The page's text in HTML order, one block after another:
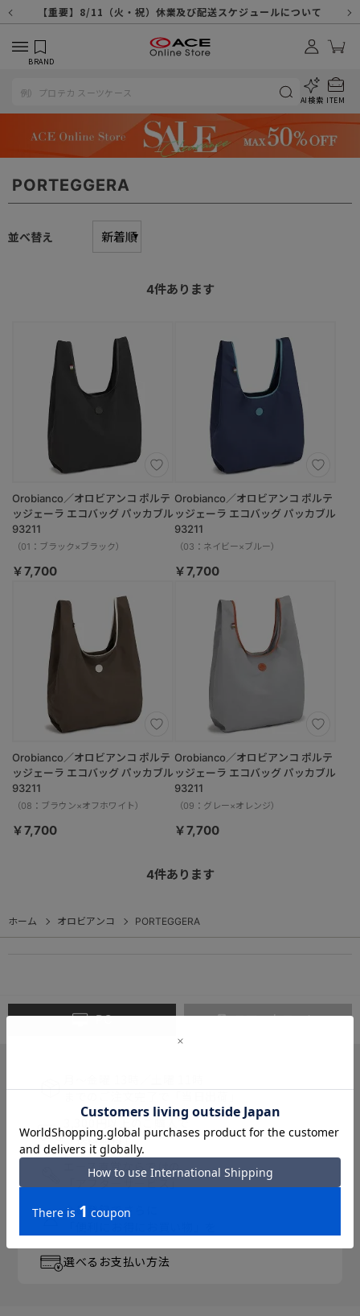
【重要】8/11（火・祝）休業及び配送スケジュールについて
【重要】令和８年熊本地震に伴う配送への影響について
【重要】納品書・領収書ペーパーレス化（電子化）のお知らせ
【重要】天候不良や交通状況・物量増等に伴う配送への影響について
【重要】悪質な詐欺サイトにご注意ください
【重要】各種メールが届かない場合に関しまして
【重要】お問い合わせのご対応に関しまして
【重要】SNSのなりすまし詐欺にご注意ください
BRAND
AI検索 ITEM
PORTEGGERA
並べ替え
4件あります
Orobianco／オロビアンコ ポルテ
ッジェーラ エコバッグ パッカブル
93211
（01：ブラック×ブラック）
￥7,700
Orobianco／オロビアンコ ポルテ
ッジェーラ エコバッグ パッカブル
93211
（03：ネイビー×ブルー）
￥7,700
Orobianco／オロビアンコ ポルテ
ッジェーラ エコバッグ パッカブル
93211
（08：ブラウン×オフホワイト）
￥7,700
Orobianco／オロビアンコ ポルテ
ッジェーラ エコバッグ パッカブル
93211
（09：グレー×オレンジ）
￥7,700
4件あります
ホーム オロビアンコ PORTEGGERA
PC スマートフォン
3,300円以上のご購入で
「送料無料」
エース直営ならではの
会員登録でさらに
選べるお支払い方法